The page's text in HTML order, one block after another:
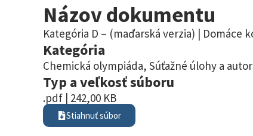
Názov dokumentu
Kategória D – (maďarská verzia) | Domáce
Kategória
Chemická olympiáda, Súťažné úlohy a
Typ a veľkosť súboru
.pdf | 242,00 KB
Stiahnuť súbor